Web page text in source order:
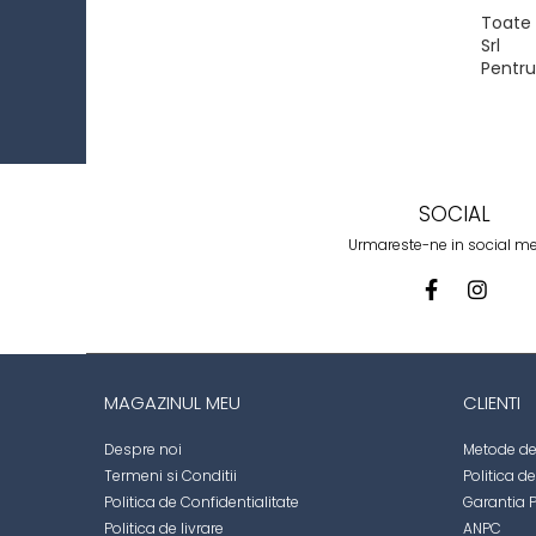
Toate
Srl
SOCIAL
Urmareste-ne in social
MAGAZINUL MEU
Despre noi
Termeni si Conditii
Politica de Confidentialitate
Politica de livrare
CLIENTI
Metode
Politica
Garantia
ANPC